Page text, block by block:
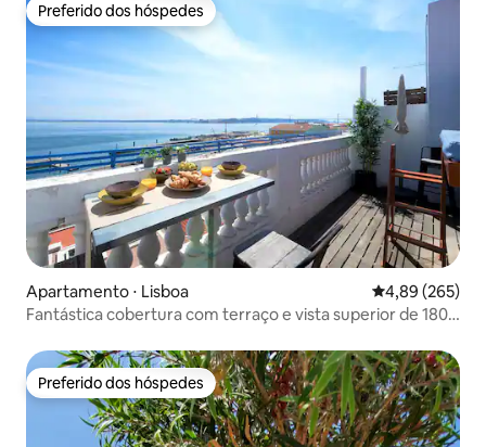
Preferido dos hóspedes
Preferido dos hóspedes
Apartamento ⋅ Lisboa 4,89 de uma
4,89 (265)
Fantástica cobertura com terraço e vista superior de 180º
Preferido dos hóspedes
Preferido dos hóspedes